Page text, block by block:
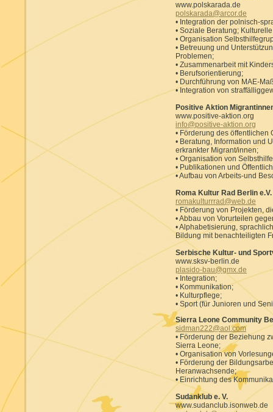
www.polskarada.de
polskarada@arcor.de
• Integration der polnisch-
• Soziale Beratung;
• Organisation
• Betreuung und
Problemen;
• Zusammenarbeit mit
• Berufsorientierung;
• Durchführung von MAE-
• Integration von
Positive Aktion
www.positive-aktion.org
info@positive-aktion.org
• Förderung des öffentlichen
• Beratung, Information und
erkrankter Migrant/innen;
• Organisation von
• Publikationen und
• Aufbau von Arbeits-und
Roma Kultur Rad Berlin e.V.
romakulturrrad@web.de
• Förderung von Projekten,
• Abbau von Vorurteilen
• Alphabetisierung,
Bildung mit benachteiligten
Serbische Kultur- und
www.sksv-berlin.de
plasido-bau@gmx.de
• Integration;
• Kommunikation;
• Kulturpflege;
• Sport (für Junioren und
Sierra Leone Community
sidman222@aol.com
• Förderung der Beziehung
Sierra Leone;
• Organisation von
• Förderung der
Heranwachsende;
• Einrichtung des
Sudanklub e. V.
www.sudanclub.isonweb.de